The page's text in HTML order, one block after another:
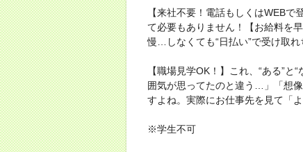
【来社不要！電話もしくはWEB
て必要もありません！【お給料を
慢…しなくても“日払い”で受け取れ
【職場見学OK！】これ、“ある”
囲気が思ってたのと違う…」「想
すよね。実際にお仕事先を見て「
※学生不可